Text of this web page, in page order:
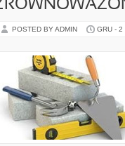
POSTED BY ADMIN GRU - 2